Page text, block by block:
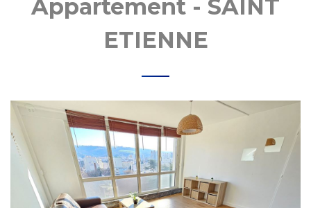
Appartement - SAINT
ETIENNE